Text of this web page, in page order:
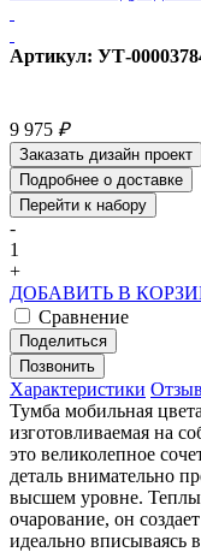
Артикул: УТ-
9 975 ₽
Заказать дизайн проект
Подробнее о доставке
Перейти к набору
-
1
+
ДОБАВИТЬ В
Сравнение
Поделиться
Позвонить
Характеристики
Тумба мобильная
изготовливаемая на
это великолепное
деталь внимательно
высшем уровне.
очарование, он
идеально вписываясь